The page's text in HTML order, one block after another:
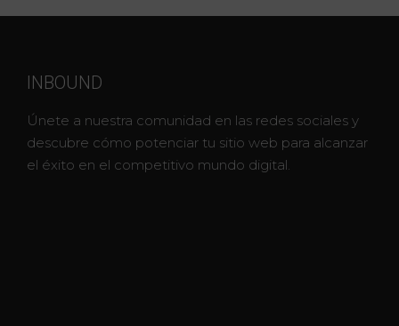
INBOUND
Únete a nuestra comunidad en las redes sociales y
descubre cómo potenciar tu sitio web para alcanzar
el éxito en el competitivo mundo digital.